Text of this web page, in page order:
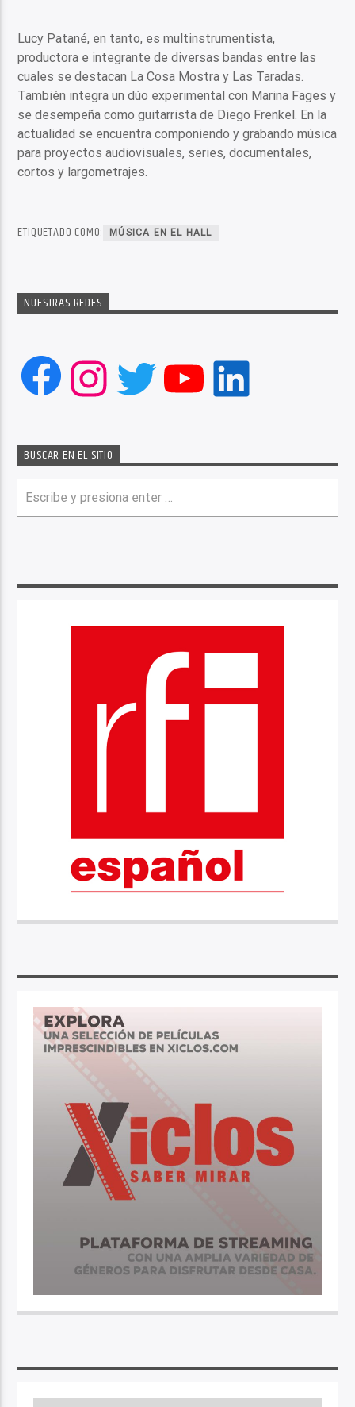
Lucy Patané, en tanto, es multinstrumentista,
productora e integrante de diversas bandas entre las
cuales se destacan La Cosa Mostra y Las Taradas.
También integra un dúo experimental con Marina Fages y
se desempeña como guitarrista de Diego Frenkel. En la
actualidad se encuentra componiendo y grabando música
para proyectos audiovisuales, series, documentales,
cortos y largometrajes.
ETIQUETADO COMO: MÚSICA EN EL HALL
NUESTRAS REDES
Facebook
Instagram
Twitter
YouTube
LinkedIn
BUSCAR EN EL SITIO